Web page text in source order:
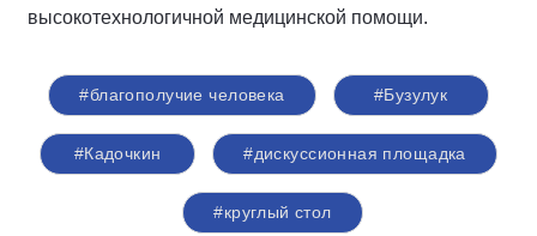
высокотехнологичной медицинской помощи.
#благополучие человека #Бузулук
#Кадочкин #дискуссионная площадка
#круглый стол